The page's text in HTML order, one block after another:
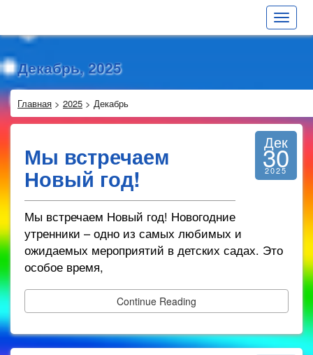
Toggle
Декабрь, 2025
Главная > 2025 > Декабрь
Мы встречаем
Новый год!
Дек
30
2025
Мы встречаем Новый год! Новогодние
утренники – одно из самых любимых и
ожидаемых мероприятий в детских садах. Это
особое время,
Continue Reading